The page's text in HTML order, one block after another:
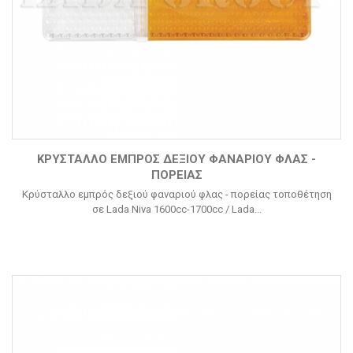
ΚΡΎΣΤΑΛΛΟ ΕΜΠΡΌΣ ΔΕΞΙΟΎ ΦΑΝΑΡΙΟΎ ΦΛΑΣ -
ΠΟΡΕΊΑΣ
Κρύσταλλο εμπρός δεξιού φαναριού φλας - πορείας τοποθέτηση
σε Lada Niva 1600cc-1700cc / Lada...